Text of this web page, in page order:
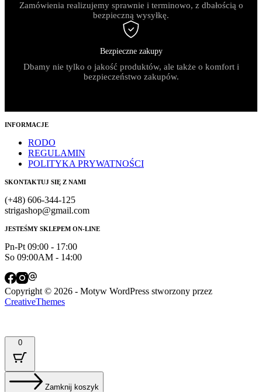
Zamówienia realizujemy sprawnie i terminowo, z dbałością o
bezpieczną wysyłkę.
Bezpieczne zakupy
Dbamy nie tylko o jakość produktów, ale także o komfort i
bezpieczeństwo zakupów.
INFORMACJE
RODO
REGULAMIN
POLITYKA PRYWATNOŚCI
SKONTAKTUJ SIĘ Z NAMI
(+48) 606-344-125
strigashop@gmail.com
JESTEŚMY SKLEPEM ON-LINE
Pn-Pt 09:00 - 17:00
So 09:00AM - 14:00
Copyright © 2026 - Motyw WordPress stworzony przez
CreativeThemes
0
Zamknij koszyk